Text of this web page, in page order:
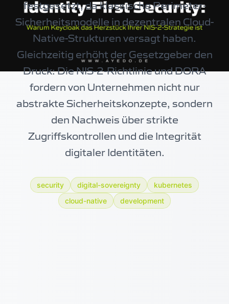
festgesetzt, da klassische Perimeter-
Sicherheitsmodelle in dezentralen Cloud-
Native-Strukturen versagt haben.
Gleichzeitig erhöht der Gesetzgeber den
Druck: Die NIS-2-Richtlinie und DORA
fordern von Unternehmen nicht nur
abstrakte Sicherheitskonzepte, sondern
den Nachweis über strikte
Zugriffskontrollen und die Integrität
digitaler Identitäten.
security digital-sovereignty
kubernetes
cloud-native
development